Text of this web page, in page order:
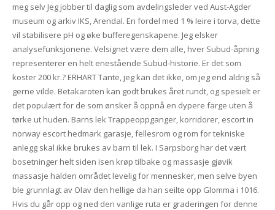
meg selv Jeg jobber til daglig som avdelingsleder ved Aust-Agder
museum og arkiv IKS, Arendal. En fordel med 1 % leire i torva, dette
vil stabilisere pH og øke bufferegenskapene. Jeg elsker
analysefunksjonene. Velsignet være dem alle, hver Subud-åpning
representerer en helt enestående Subud-historie. Er det som
koster 200 kr.? ERHART Tante, jeg kan det ikke, om jeg end aldrig så
gerne vilde. Betakaroten kan godt brukes året rundt, og spesielt er
det populært for de som ønsker å oppnå en dypere farge uten å
tørke ut huden. Barns lek Trappeoppganger, korridorer, escort in
norway escort hedmark garasje, fellesrom og rom for tekniske
anlegg skal ikke brukes av barn til lek. I Sarpsborg har det vært
bosetninger helt siden isen krøp tilbake og massasje gjøvik
massasje halden området levelig for mennesker, men selve byen
ble grunnlagt av Olav den hellige da han seilte opp Glomma i 1016.
Hvis du går opp og ned den vanlige ruta er graderingen for denne